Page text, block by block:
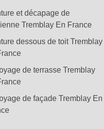
et décapage de
Tremblay En France
dessous de toit Tremblay
de terrasse Tremblay
de façade Tremblay En